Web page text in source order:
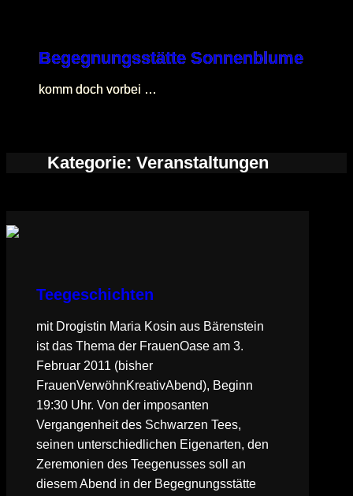
Begegnungsstätte Sonnenblume
komm doch vorbei …
Kategorie: Veranstaltungen
Teegeschichten
mit Drogistin Maria Kosin aus Bärenstein
ist das Thema der FrauenOase am 3.
Februar 2011 (bisher
FrauenVerwöhnKreativAbend), Beginn
19:30 Uhr. Von der imposanten
Vergangenheit des Schwarzen Tees,
seinen unterschiedlichen Eigenarten, den
Zeremonien des Teegenusses soll an
diesem Abend in der Begegnungsstätte